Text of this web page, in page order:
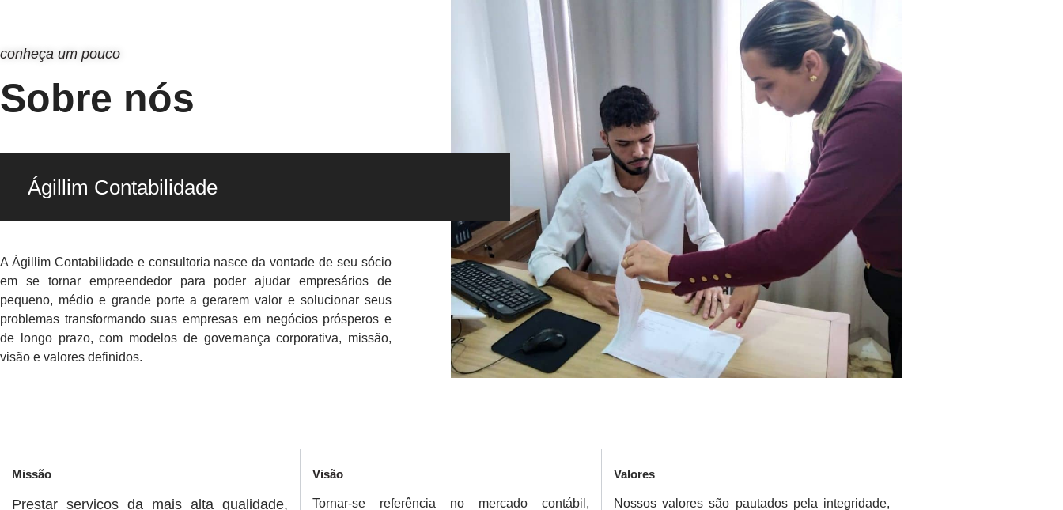
conheça um pouco
Sobre nós
Ágillim Contabilidade
A Ágillim Contabilidade e consultoria nasce da vontade de seu sócio
em se tornar empreendedor para poder ajudar empresários de
pequeno, médio e grande porte a gerarem valor e solucionar seus
problemas transformando suas empresas em negócios prósperos e
de longo prazo, com modelos de governança corporativa, missão,
visão e valores definidos.
Missão
Prestar serviços da mais alta qualidade,
Visão
Tornar-se referência no mercado contábil,
Valores
Nossos valores são pautados pela integridade,